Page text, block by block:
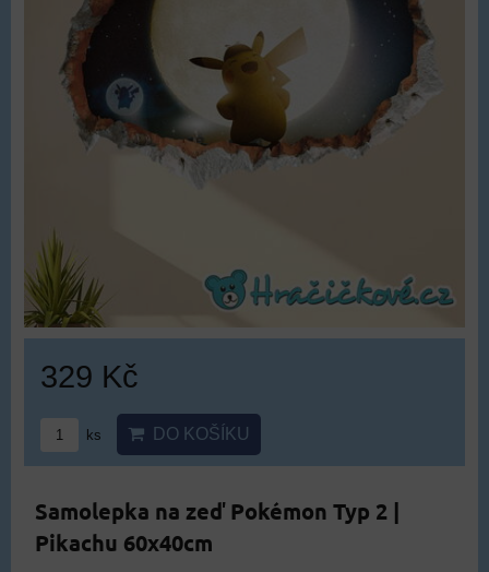
329 Kč
ks DO KOŠÍKU
Samolepka na zeď Pokémon Typ 2 |
Pikachu 60x40cm